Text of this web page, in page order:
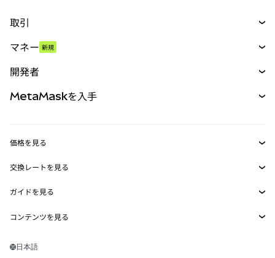
取引
パーペチュアル
RWA
マネー 新規
開発者
MetaMask Connect
Snaps
Web3サービス
MetaMaskを入手
セキュリティ
サポート
キャリア
価格を見る
イーサリアムの価格
Solanaの価格
Tetherの価格
交換レートを見る
ETH→USD
USDT→INR
BTC→INR
ガイドを見る
ETHの購入
コンテンツを見る
Solanaウォレット
日本語